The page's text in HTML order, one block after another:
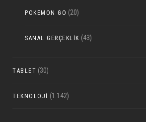
POKEMON GO (20)
SANAL GERÇEKLIK (43)
TABLET (30)
TEKNOLOJI (1.142)